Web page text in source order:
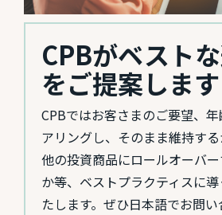
CPBがベスト
をご提案します
CPBではお客さまのご要望、
アリングし、そのまま維持す
他の投資商品にロールオーバ
か等、ベストプラクティスに
たします。ぜひ日本語でお問